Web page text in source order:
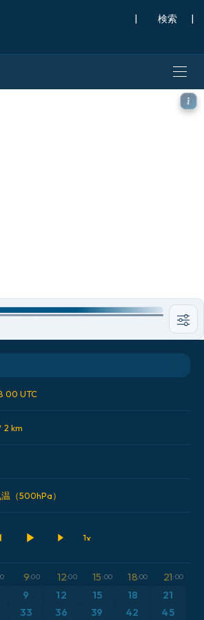
| |
ツ 2 km モデル
00 UTC
2 km
（500hPa）
9:00 12:00 15 :00 18:00 21:00
9 12 15 18
21
33 36 39 42 45